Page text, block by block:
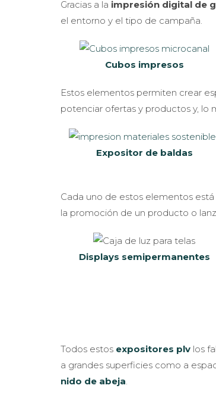
Gracias a la impresión digital de
el entorno y el tipo de campaña.
Cubos impresos
Estos elementos permiten crear
potenciar ofertas y productos y, lo
Expositor de baldas
Cada uno de estos elementos
la promoción de un producto o
Displays semipermanentes
Todos estos expositores plv los
a grandes superficies como a
nido de abeja.